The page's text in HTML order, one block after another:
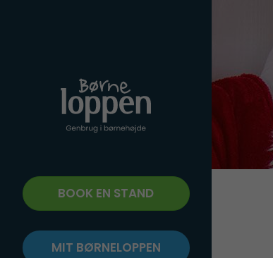
BOOK EN STAND
MIT BØRNELOPPEN